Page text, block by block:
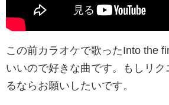
この前カラオケで歌ったInto the
いいので好きな曲です。もしリ
るならお願いしたいです。